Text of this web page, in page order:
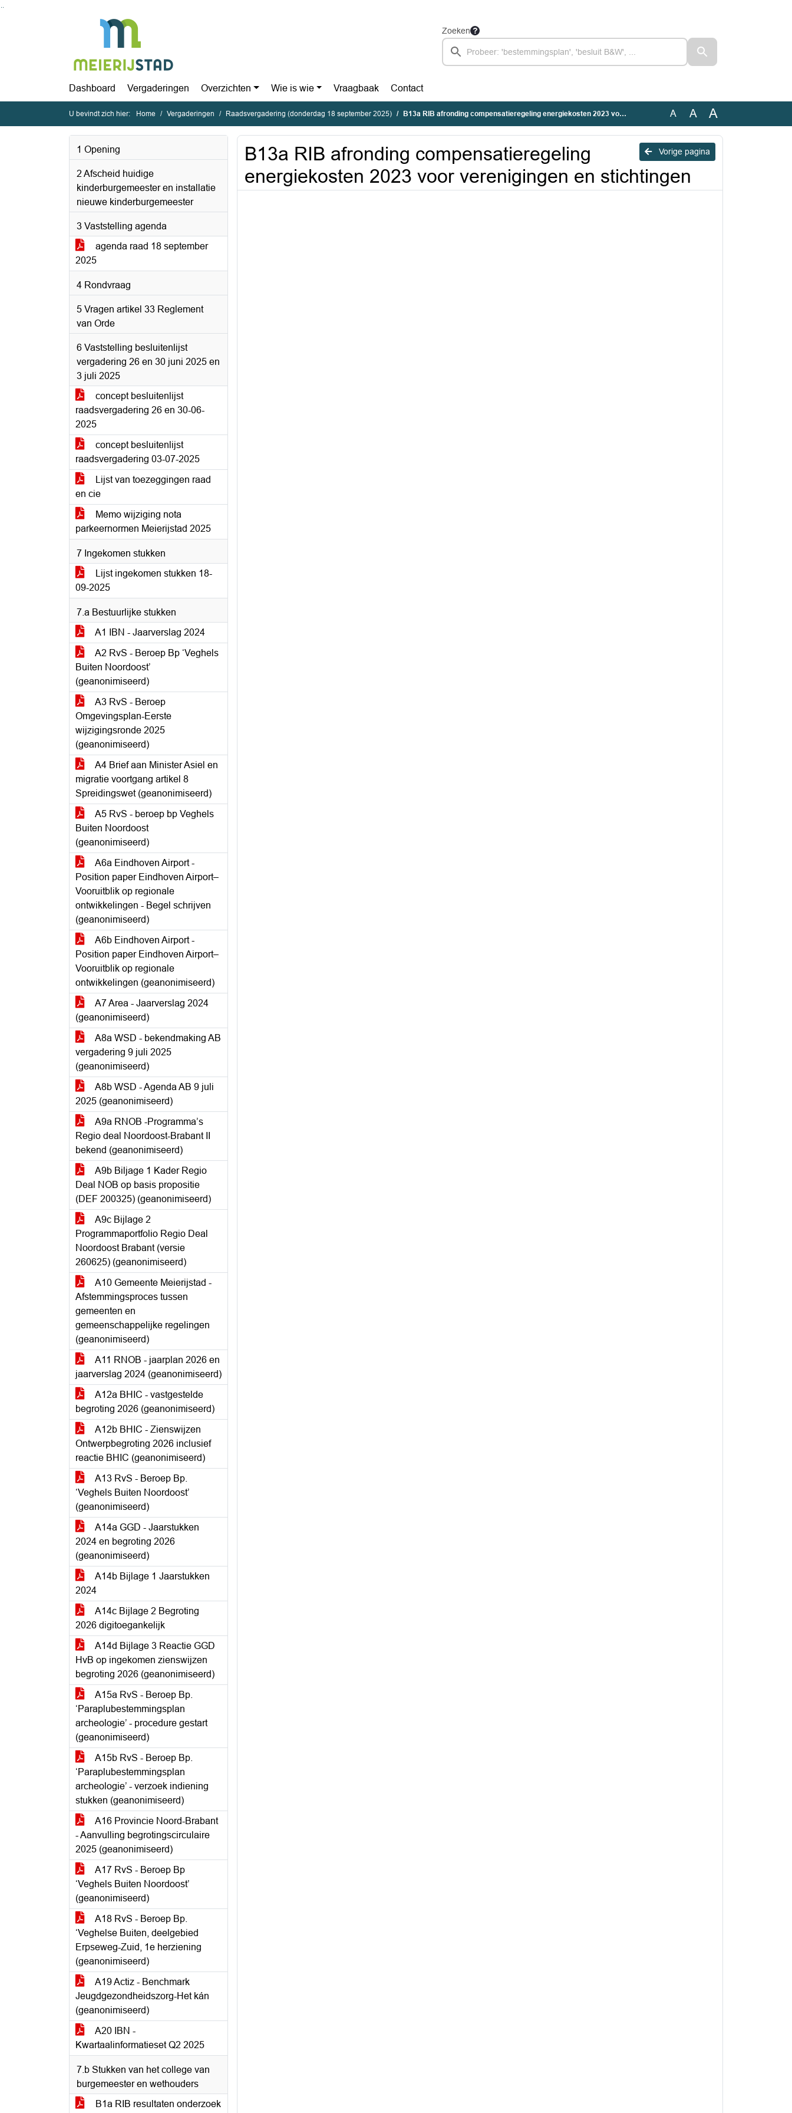
Zoeken
Dashboard Vergaderingen Overzichten Wie is wie Vraagbaak Contact
U bevindt zich hier: Home Vergaderingen Raadsvergadering (donderdag 18 september 2025) B13a RIB afronding compensatieregeling energiekosten 2023 voor verenigingen en stichtingen A A A
1 Opening
2 Afscheid huidige
kinderburgemeester en installatie
nieuwe kinderburgemeester
3 Vaststelling agenda
agenda raad 18 september
2025
4 Rondvraag
5 Vragen artikel 33 Reglement
van Orde
6 Vaststelling besluitenlijst
vergadering 26 en 30 juni 2025 en
3 juli 2025
concept besluitenlijst
raadsvergadering 26 en 30-06-
2025
concept besluitenlijst
raadsvergadering 03-07-2025
Lijst van toezeggingen raad
en cie
Memo wijziging nota
parkeernormen Meierijstad 2025
7 Ingekomen stukken
Lijst ingekomen stukken 18-
09-2025
7.a Bestuurlijke stukken
A1 IBN - Jaarverslag 2024
A2 RvS - Beroep Bp ‘Veghels
Buiten Noordoost’
(geanonimiseerd)
A3 RvS - Beroep
Omgevingsplan-Eerste
wijzigingsronde 2025
(geanonimiseerd)
A4 Brief aan Minister Asiel en
migratie voortgang artikel 8
Spreidingswet (geanonimiseerd)
A5 RvS - beroep bp Veghels
Buiten Noordoost
(geanonimiseerd)
A6a Eindhoven Airport -
Position paper Eindhoven Airport–
Vooruitblik op regionale
ontwikkelingen - Begel schrijven
(geanonimiseerd)
A6b Eindhoven Airport -
Position paper Eindhoven Airport–
Vooruitblik op regionale
ontwikkelingen (geanonimiseerd)
A7 Area - Jaarverslag 2024
(geanonimiseerd)
A8a WSD - bekendmaking AB
vergadering 9 juli 2025
(geanonimiseerd)
A8b WSD - Agenda AB 9 juli
2025 (geanonimiseerd)
A9a RNOB -Programma’s
Regio deal Noordoost-Brabant II
bekend (geanonimiseerd)
A9b Biljage 1 Kader Regio
Deal NOB op basis propositie
(DEF 200325) (geanonimiseerd)
A9c Bijlage 2
Programmaportfolio Regio Deal
Noordoost Brabant (versie
260625) (geanonimiseerd)
A10 Gemeente Meierijstad -
Afstemmingsproces tussen
gemeenten en
gemeenschappelijke regelingen
(geanonimiseerd)
A11 RNOB - jaarplan 2026 en
jaarverslag 2024 (geanonimiseerd)
A12a BHIC - vastgestelde
begroting 2026 (geanonimiseerd)
A12b BHIC - Zienswijzen
Ontwerpbegroting 2026 inclusief
reactie BHIC (geanonimiseerd)
A13 RvS - Beroep Bp.
‘Veghels Buiten Noordoost’
(geanonimiseerd)
A14a GGD - Jaarstukken
2024 en begroting 2026
(geanonimiseerd)
A14b Bijlage 1 Jaarstukken
2024
A14c Bijlage 2 Begroting
2026 digitoegankelijk
A14d Bijlage 3 Reactie GGD
HvB op ingekomen zienswijzen
begroting 2026 (geanonimiseerd)
A15a RvS - Beroep Bp.
‘Paraplubestemmingsplan
archeologie’ - procedure gestart
(geanonimiseerd)
A15b RvS - Beroep Bp.
‘Paraplubestemmingsplan
archeologie’ - verzoek indiening
stukken (geanonimiseerd)
A16 Provincie Noord-Brabant
- Aanvulling begrotingscirculaire
2025 (geanonimiseerd)
A17 RvS - Beroep Bp
‘Veghels Buiten Noordoost’
(geanonimiseerd)
A18 RvS - Beroep Bp.
‘Veghelse Buiten, deelgebied
Erpseweg-Zuid, 1e herziening
(geanonimiseerd)
A19 Actiz - Benchmark
Jeugdgezondheidszorg-Het kán
(geanonimiseerd)
A20 IBN -
Kwartaalinformatieset Q2 2025
7.b Stukken van het college van
burgemeester en wethouders
B1a RIB resultaten onderzoek
Vorige pagina
B13a RIB afronding compensatieregeling
energiekosten 2023 voor verenigingen en stichtingen